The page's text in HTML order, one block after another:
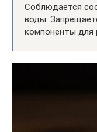
Соблюдается
воды.
компоненты для